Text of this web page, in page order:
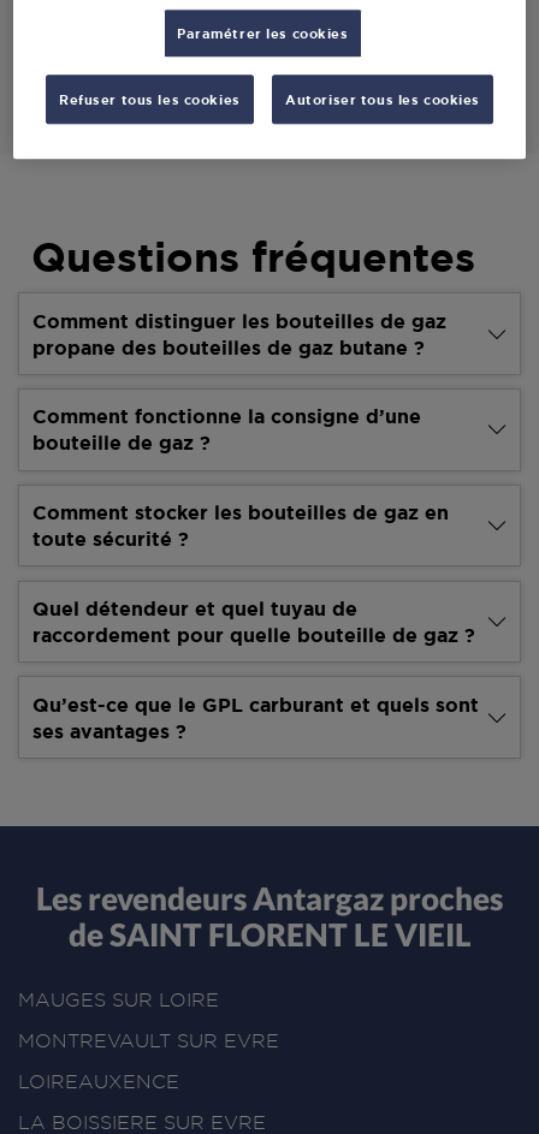
S'Y RENDRE
Questions fréquentes
Comment distinguer les bouteilles de gaz
propane des bouteilles de gaz butane ?
Comment fonctionne la consigne d’une
bouteille de gaz ?
Comment stocker les bouteilles de gaz en
toute sécurité ?
Quel détendeur et quel tuyau de
raccordement pour quelle bouteille de gaz ?
Qu’est-ce que le GPL carburant et quels sont
ses avantages ?
Les revendeurs Antargaz proches
de SAINT FLORENT LE VIEIL
MAUGES SUR LOIRE
MONTREVAULT SUR EVRE
LOIREAUXENCE
LA BOISSIERE SUR EVRE
Paramétrer les cookies
Refuser tous les cookies Autoriser tous les cookies